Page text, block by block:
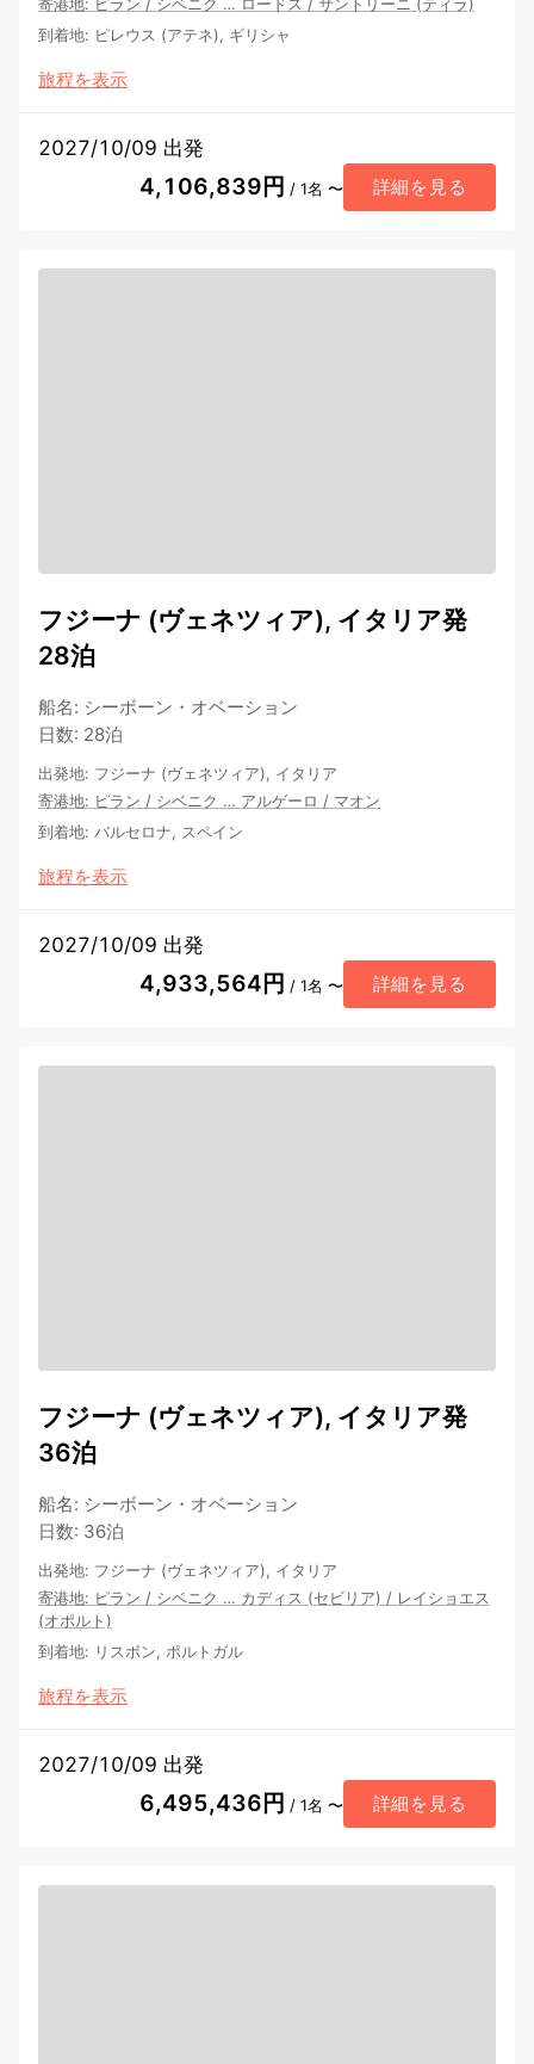
到着地: ピレウス (アテネ), ギリシャ
旅程を表示
2027/10/09 出発
4,106,839円 / 1名 〜 詳細を見る
フジーナ (ヴェネツィア), イタリア発
28泊
船名: シーボーン・オベーション
日数: 28泊
出発地: フジーナ (ヴェネツィア), イタリア
寄港地: ピラン / シベニク … アルゲーロ / マオン
到着地: バルセロナ, スペイン
旅程を表示
2027/10/09 出発
4,933,564円 / 1名 〜 詳細を見る
フジーナ (ヴェネツィア), イタリア発
36泊
船名: シーボーン・オベーション
日数: 36泊
出発地: フジーナ (ヴェネツィア), イタリア
寄港地: ピラン / シベニク … カディス (セビリア) / レイショエス
(オポルト)
到着地: リスボン, ポルトガル
旅程を表示
2027/10/09 出発
6,495,436円 / 1名 〜 詳細を見る